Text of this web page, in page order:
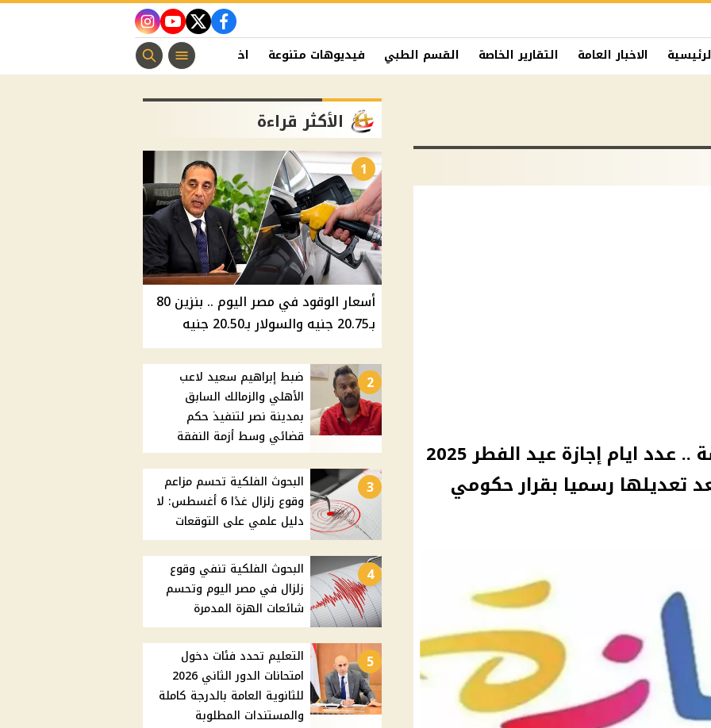
facebook
twitter
youtube
instagram
الاخبار العامة التقارير الخاصة القسم الطبي فيديوهات متنوعة اخبار الفن منوعات مسيحية
الاجازه أربعة ايام ولا خمسة .. عدد ايام إجازة عيد الفطر 2025
تعديلها رسميا بقرار حكومي
الأكثر قراءة
1
أسعار الوقود في مصر اليوم .. بنزين 80
بـ20.75 جنيه والسولار بـ20.50 جنيه
2
ضبط إبراهيم سعيد لاعب
الأهلي والزمالك السابق
بمدينة نصر لتنفيذ حكم
قضائي وسط أزمة النفقة
3
البحوث الفلكية تحسم مزاعم
وقوع زلزال غدًا 6 أغسطس: لا
دليل علمي على التوقعات
4
البحوث الفلكية تنفي وقوع
زلزال في مصر اليوم وتحسم
شائعات الهزة المدمرة
5
التعليم تحدد فئات دخول
امتحانات الدور الثاني 2026
للثانوية العامة بالدرجة كاملة
والمستندات المطلوبة